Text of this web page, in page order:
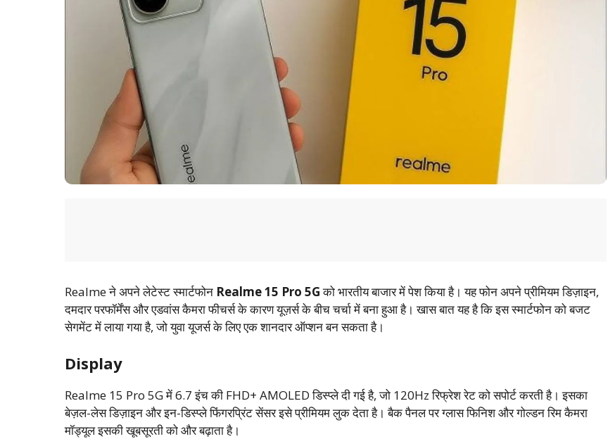
Realme ने अपने लेटेस्ट स्मार्टफोन Realme 15 Pro 5Gको भारतीय बाजार में पेश किया है। यह फोन अपने प्रीमियम डिज़ाइन,
दमदार परफॉर्मेंस और एडवांस कैमरा फीचर्स के कारण यूज़र्स के बीच चर्चा में बना हुआ है। खास बात यह है कि इस स्मार्टफोन को बजट
सेगमेंट में लाया गया है, जो युवा यूजर्स के लिए एक शानदार ऑप्शन बन सकता है।
Display
Realme 15 Pro 5G में 6.7 इंच की FHD+ AMOLED डिस्प्ले दी गई है, जो 120Hz रिफ्रेश रेट को सपोर्ट करती है। इसका
बेज़ल-लेस डिज़ाइन और इन-डिस्प्ले फिंगरप्रिंट सेंसर इसे प्रीमियम लुक देता है। बैक पैनल पर ग्लास फिनिश और गोल्डन रिम कैमरा
मॉड्यूल इसकी खूबसूरती को और बढ़ाता है।